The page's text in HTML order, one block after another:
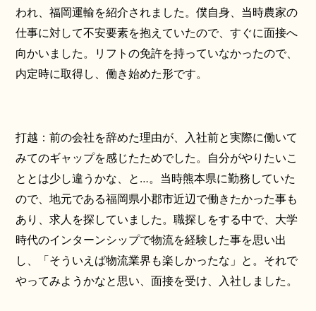
われ、福岡運輸を紹介されました。僕自身、当時農家の
仕事に対して不安要素を抱えていたので、すぐに面接へ
向かいました。リフトの免許を持っていなかったので、
内定時に取得し、働き始めた形です。
打越：前の会社を辞めた理由が、入社前と実際に働いて
みてのギャップを感じたためでした。自分がやりたいこ
ととは少し違うかな、と…。当時熊本県に勤務していた
ので、地元である福岡県小郡市近辺で働きたかった事も
あり、求人を探していました。職探しをする中で、大学
時代のインターンシップで物流を経験した事を思い出
し、「そういえば物流業界も楽しかったな」と。それで
やってみようかなと思い、面接を受け、入社しました。